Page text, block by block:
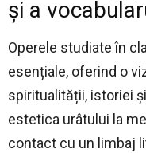
și a
Operele studiate în
esențiale, oferind o
spiritualității, istoriei
estetica urâtului la
contact cu un limbaj